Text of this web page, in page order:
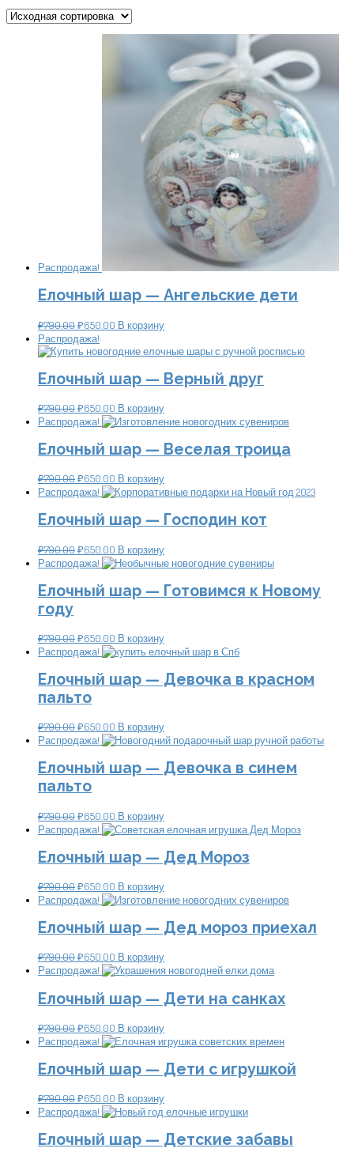
Распродажа!
Елочный шар — Ангельские дети
₽790.00₽650.00 В корзину
Распродажа!
Елочный шар — Верный друг
₽790.00₽650.00 В корзину
Распродажа!
Елочный шар — Веселая троица
₽790.00₽650.00 В корзину
Распродажа!
Елочный шар — Господин кот
₽790.00₽650.00 В корзину
Распродажа!
Елочный шар — Готовимся к Новому
году
₽790.00₽650.00 В корзину
Распродажа!
Елочный шар — Девочка в красном
пальто
₽790.00₽650.00 В корзину
Распродажа!
Елочный шар — Девочка в синем
пальто
₽790.00₽650.00 В корзину
Распродажа!
Елочный шар — Дед Мороз
₽790.00₽650.00 В корзину
Распродажа!
Елочный шар — Дед мороз приехал
₽790.00₽650.00 В корзину
Распродажа!
Елочный шар — Дети на санках
₽790.00₽650.00 В корзину
Распродажа!
Елочный шар — Дети с игрушкой
₽790.00₽650.00 В корзину
Распродажа!
Елочный шар — Детские забавы